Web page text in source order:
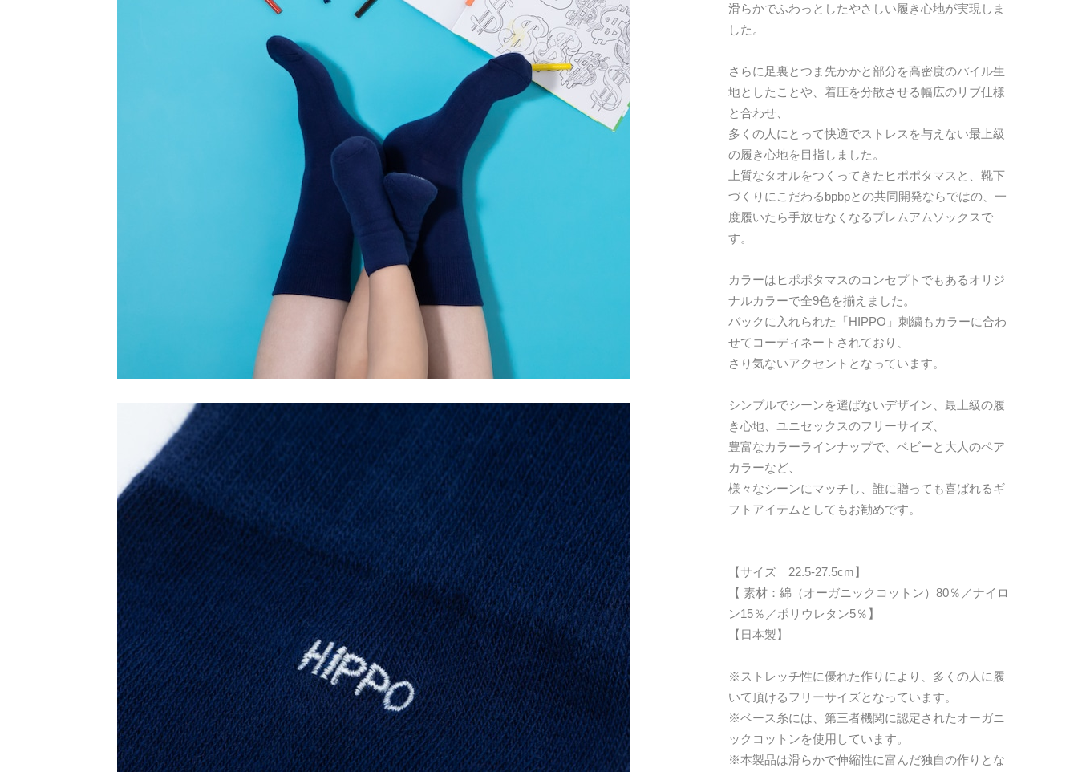
滑らかでふわっとしたやさしい履き心地が実現しま
した。
さらに足裏とつま先かかと部分を高密度のパイル生
地としたことや、着圧を分散させる幅広のリブ仕様
と合わせ、
多くの人にとって快適でストレスを与えない最上級
の履き心地を目指しました。
上質なタオルをつくってきたヒポポタマスと、靴下
づくりにこだわるbpbpとの共同開発ならではの、一
度履いたら手放せなくなるプレムアムソックスで
す。
カラーはヒポポタマスのコンセプトでもあるオリジ
ナルカラーで全9色を揃えました。
バックに入れられた「HIPPO」刺繍もカラーに合わ
せてコーディネートされており、
さり気ないアクセントとなっています。
シンプルでシーンを選ばないデザイン、最上級の履
き心地、ユニセックスのフリーサイズ、
豊富なカラーラインナップで、ベビーと大人のペア
カラーなど、
様々なシーンにマッチし、誰に贈っても喜ばれるギ
フトアイテムとしてもお勧めです。
【サイズ 22.5-27.5cm】
【 素材：綿（オーガニックコットン）80％／ナイロ
ン15％／ポリウレタン5％】
【日本製】
※ストレッチ性に優れた作りにより、多くの人に履
いて頂けるフリーサイズとなっています。
※ベース糸には、第三者機関に認定されたオーガニ
ックコットンを使用しています。
※本製品は滑らかで伸縮性に富んだ独自の作りとな